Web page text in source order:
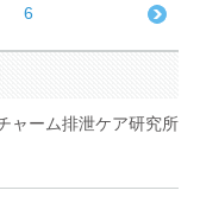
6
ャーム排泄ケア研究所